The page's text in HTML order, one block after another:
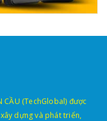
CẦU (TechGlobal) được
dựng và phát triển,